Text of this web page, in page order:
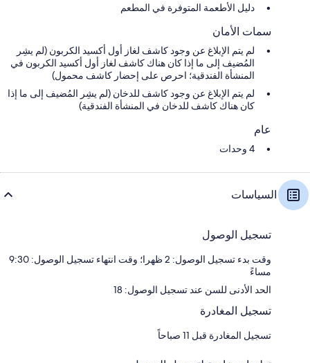
دليل الأطعمة المتوفرة في المطعم
سمات الأمان
لم يتم الإبلاغ عن وجود كاشف لغاز أول أكسيد الكربون (لم يشِر
المُضيف إلى ما إذا كان هناك كاشف لغاز أول أكسيد الكربون في
المنشأة الفندقية؛ احرص على إحضار كاشف محمول)
لم يتم الإبلاغ عن وجود كاشف للدخان (لم يشِر المُضيف إلى ما إذا
كان هناك كاشف للدخان في المنشأة الفندقية)
عام
4 وحدات
السياسات
تسجيل الوصول
وقت بدء تسجيل الوصول: 2 ظهرا؛ وقت انتهاء تسجيل الوصول: 9:30
مساءً
الحد الأدنى للسن عند تسجيل الوصول: 18
تسجيل المغادرة
تسجيل المغادرة قبل 11 صباحاً